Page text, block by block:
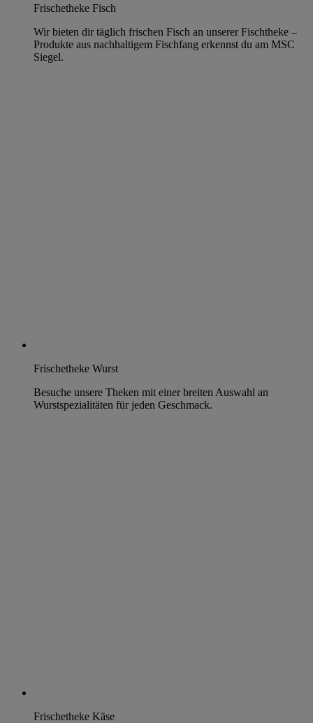
Frischetheke Fisch
Wir bieten dir täglich frischen Fisch an unserer Fischtheke –
Produkte aus nachhaltigem Fischfang erkennst du am MSC
Siegel.
Frischetheke Wurst
Besuche unsere Theken mit einer breiten Auswahl an
Wurstspezialitäten für jeden Geschmack.
Frischetheke Käse